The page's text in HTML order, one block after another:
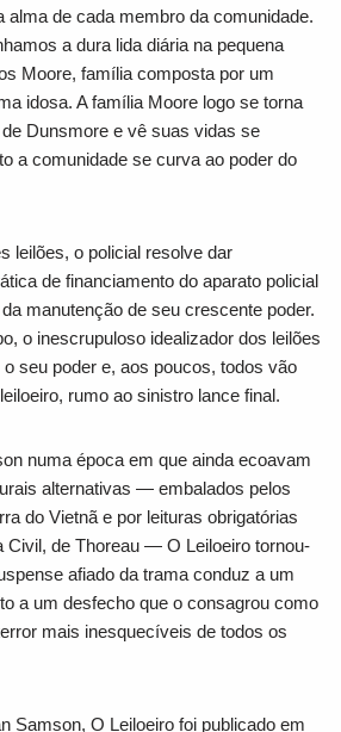
alma de cada membro da comunidade.
a dura lida diária na pequena
Moore, família composta por um
idosa. A família Moore logo se torna
Dunsmore e vê suas vidas se
a comunidade se curva ao poder do
leilões, o policial resolve dar
de financiamento do aparato policial
manutenção de seu crescente poder.
o inescrupuloso idealizador dos leilões
seu poder e, aos poucos, todos vão
rumo ao sinistro lance final.
numa época em que ainda ecoavam
alternativas ― embalados pelos
do Vietnã e por leituras obrigatórias
Civil, de Thoreau ― O Leiloeiro tornou-
afiado da trama conduz a um
a um desfecho que o consagrou como
mais inesquecíveis de todos os
Samson, O Leiloeiro foi publicado em